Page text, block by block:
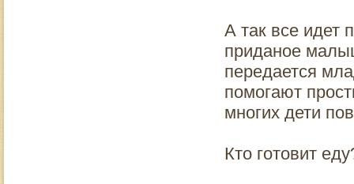
А так все идет
приданое
передается
помогают
многих дети
Кто готовит